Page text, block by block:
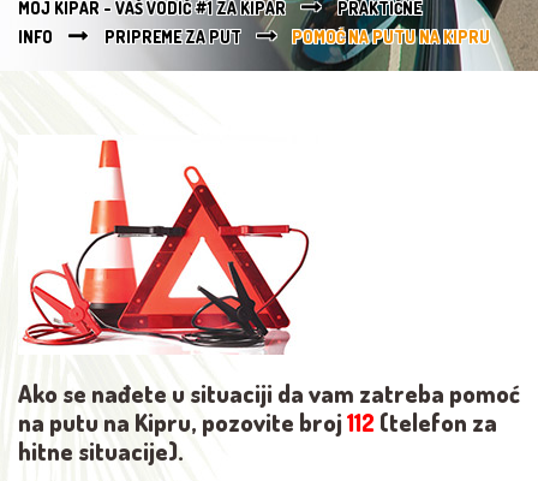
MOJ KIPAR - VAŠ VODIČ #1 ZA KIPAR
PRAKTIČNE
INFO
PRIPREME ZA PUT POMOĆ NA PUTU NA KIPRU
Ako se nađete u situaciji da vam zatreba pomoć
na putu na Kipru, pozovite broj112 (telefon za
hitne situacije).